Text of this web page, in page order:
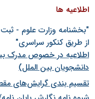
اطلاعیه ها
"بخشنامه وزارت علوم -
از طريق كنكور سراسری"
اطلاعیه در خصوص مدرک
دانشجویان بین الملل)
تقسیم بندی گرایش‌های